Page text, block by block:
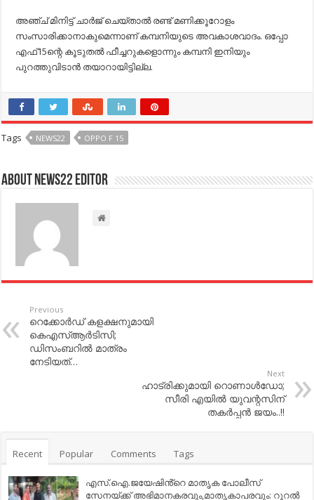
അഞ്ച് മിനിട്ട് ചാര്‍ജ് ചെയ്താല്‍ രണ്ട് മണിക്കൂറോളം
സംസാരിക്കാനാകുമെന്നാണ് കമ്പനിയുടെ അവകാശവാദം. ഒപ്പോ
എഫ്15ന്റെ കൂടുതല്‍ ഫീച്ചറുകളൊന്നും കമ്പനി ഇനിയും
പുറത്തുവിടാന്‍ തയാറായിട്ടില്ല.
Tags NEWS22 OPPO F 15
About NEWS22 EDITOR
Previous
റെക്കോര്‍ഡ് കളക്ഷനുമായി
കെഎസ്‌ആര്‍ടിസി;
ഡിസംബറില്‍ മാത്രം
നേടിയത്…
Next
ഹാട്രിക്കുമായി റൊണാള്‍ഡോ;
സീരി എയില്‍ യുവന്റസിന്
തകര്‍പ്പന്‍ ജയം..!!
Recent Popular Comments Tags
എസ്.ഐ.ജയേഷിൻ്റെ മാതൃക പോലീസ്
സേനയ്ക്ക് അഭിമാനകരവും,മാതൃകാപരവും: റൂറൽ